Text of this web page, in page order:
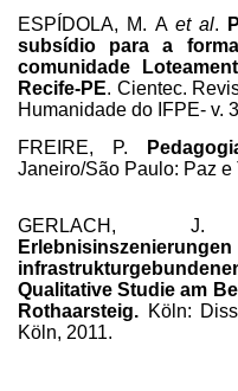
ESPÍDOLA, M. A et al.
subsídio para a
comunidade
Recife-PE. Cientec.
Humanidade do IFPE- v.
FREIRE, P.
Janeiro/São Paulo: Paz e
GERLACH,
Qualitative Studie am
Rothaarsteig. Köln:
Köln, 2011.